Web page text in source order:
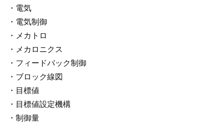
・電気
・電気制御
・メカトロ
・メカロニクス
・フィードバック制御
・ブロック線図
・目標値
・目標値設定機構
・制御量